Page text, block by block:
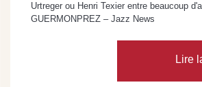
Urtreger ou Henri Texier entre beaucoup
GUERMONPREZ – Jazz News
Lire